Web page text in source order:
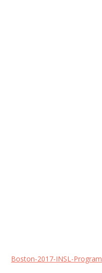
Boston-2017-INSL-Program